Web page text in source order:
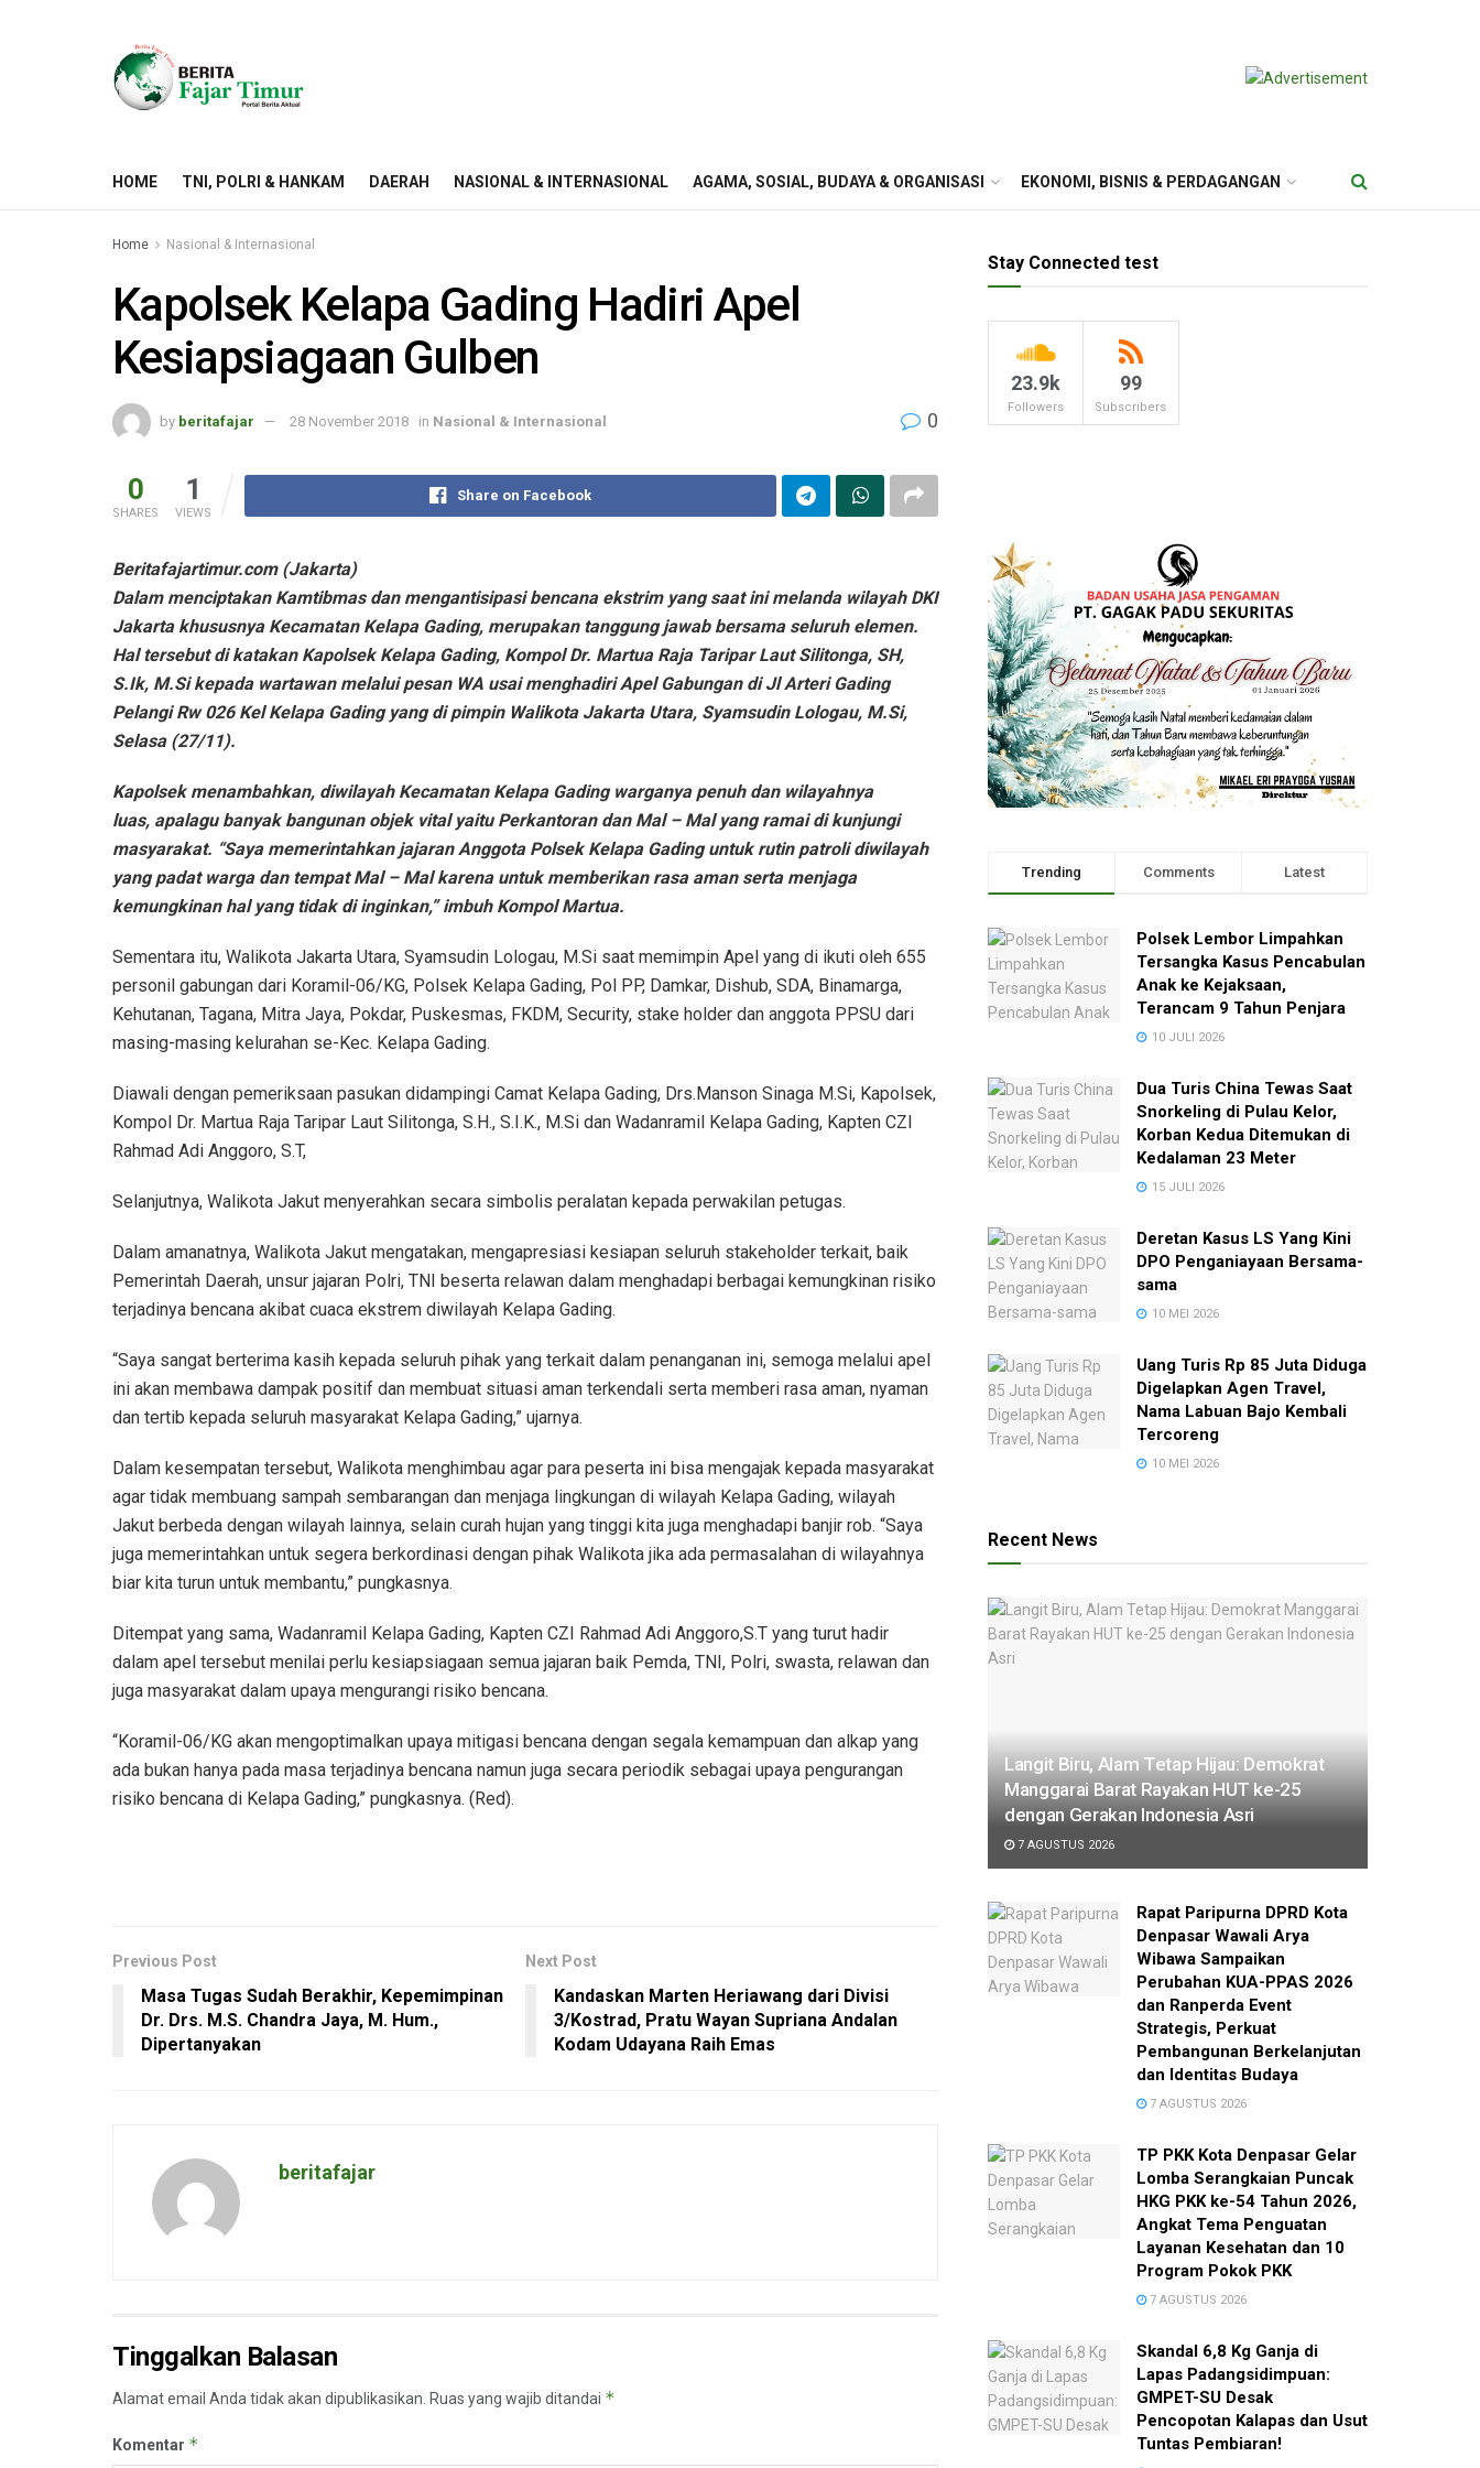
HOME TNI, POLRI & HANKAM DAERAH NASIONAL & INTERNASIONAL AGAMA, SOSIAL, BUDAYA & ORGANISASI EKONOMI, BISNIS & PERDAGANGAN
Home Nasional & Internasional
Kapolsek Kelapa Gading Hadiri Apel
Kesiapsiagaan Gulben
by beritafajar 28 November 2018 in Nasional & Internasional 0
0
SHARES
1
VIEWS
Share on Facebook
Beritafajartimur.com (Jakarta)
Dalam menciptakan Kamtibmas dan mengantisipasi bencana ekstrim yang saat ini melanda wilayah DKI
Jakarta khususnya Kecamatan Kelapa Gading, merupakan tanggung jawab bersama seluruh elemen.
Hal tersebut di katakan Kapolsek Kelapa Gading, Kompol Dr. Martua Raja Taripar Laut Silitonga, SH,
S.Ik, M.Si kepada wartawan melalui pesan WA usai menghadiri Apel Gabungan di Jl Arteri Gading
Pelangi Rw 026 Kel Kelapa Gading yang di pimpin Walikota Jakarta Utara, Syamsudin Lologau, M.Si,
Selasa (27/11).
Kapolsek menambahkan, diwilayah Kecamatan Kelapa Gading warganya penuh dan wilayahnya
luas, apalagu banyak bangunan objek vital yaitu Perkantoran dan Mal – Mal yang ramai di kunjungi
masyarakat. “Saya memerintahkan jajaran Anggota Polsek Kelapa Gading untuk rutin patroli diwilayah
yang padat warga dan tempat Mal – Mal karena untuk memberikan rasa aman serta menjaga
kemungkinan hal yang tidak di inginkan,” imbuh Kompol Martua.
Sementara itu, Walikota Jakarta Utara, Syamsudin Lologau, M.Si saat memimpin Apel yang di ikuti oleh 655
personil gabungan dari Koramil-06/KG, Polsek Kelapa Gading, Pol PP, Damkar, Dishub, SDA, Binamarga,
Kehutanan, Tagana, Mitra Jaya, Pokdar, Puskesmas, FKDM, Security, stake holder dan anggota PPSU dari
masing-masing kelurahan se-Kec. Kelapa Gading.
Diawali dengan pemeriksaan pasukan didampingi Camat Kelapa Gading, Drs.Manson Sinaga M.Si, Kapolsek,
Kompol Dr. Martua Raja Taripar Laut Silitonga, S.H., S.I.K., M.Si dan Wadanramil Kelapa Gading, Kapten CZI
Rahmad Adi Anggoro, S.T,
Selanjutnya, Walikota Jakut menyerahkan secara simbolis peralatan kepada perwakilan petugas.
Dalam amanatnya, Walikota Jakut mengatakan, mengapresiasi kesiapan seluruh stakeholder terkait, baik
Pemerintah Daerah, unsur jajaran Polri, TNI beserta relawan dalam menghadapi berbagai kemungkinan risiko
terjadinya bencana akibat cuaca ekstrem diwilayah Kelapa Gading.
“Saya sangat berterima kasih kepada seluruh pihak yang terkait dalam penanganan ini, semoga melalui apel
ini akan membawa dampak positif dan membuat situasi aman terkendali serta memberi rasa aman, nyaman
dan tertib kepada seluruh masyarakat Kelapa Gading,” ujarnya.
Dalam kesempatan tersebut, Walikota menghimbau agar para peserta ini bisa mengajak kepada masyarakat
agar tidak membuang sampah sembarangan dan menjaga lingkungan di wilayah Kelapa Gading, wilayah
Jakut berbeda dengan wilayah lainnya, selain curah hujan yang tinggi kita juga menghadapi banjir rob. “Saya
juga memerintahkan untuk segera berkordinasi dengan pihak Walikota jika ada permasalahan di wilayahnya
biar kita turun untuk membantu,” pungkasnya.
Ditempat yang sama, Wadanramil Kelapa Gading, Kapten CZI Rahmad Adi Anggoro,S.T yang turut hadir
dalam apel tersebut menilai perlu kesiapsiagaan semua jajaran baik Pemda, TNI, Polri, swasta, relawan dan
juga masyarakat dalam upaya mengurangi risiko bencana.
“Koramil-06/KG akan mengoptimalkan upaya mitigasi bencana dengan segala kemampuan dan alkap yang
ada bukan hanya pada masa terjadinya bencana namun juga secara periodik sebagai upaya pengurangan
risiko bencana di Kelapa Gading,” pungkasnya. (Red).
Previous Post
Masa Tugas Sudah Berakhir, Kepemimpinan
Dr. Drs. M.S. Chandra Jaya, M. Hum.,
Dipertanyakan
Next Post
Kandaskan Marten Heriawang dari Divisi
3/Kostrad, Pratu Wayan Supriana Andalan
Kodam Udayana Raih Emas
beritafajar
Tinggalkan Balasan
Alamat email Anda tidak akan dipublikasikan. Ruas yang wajib ditandai *
Komentar *
Stay Connected test
23.9k
Followers
99
Subscribers
Trending Comments Latest
Polsek Lembor Limpahkan
Tersangka Kasus Pencabulan
Anak ke Kejaksaan,
Terancam 9 Tahun Penjara
10 JULI 2026
Dua Turis China Tewas Saat
Snorkeling di Pulau Kelor,
Korban Kedua Ditemukan di
Kedalaman 23 Meter
15 JULI 2026
Deretan Kasus LS Yang Kini
DPO Penganiayaan Bersama-
sama
10 MEI 2026
Uang Turis Rp 85 Juta Diduga
Digelapkan Agen Travel,
Nama Labuan Bajo Kembali
Tercoreng
10 MEI 2026
Recent News
Langit Biru, Alam Tetap Hijau: Demokrat
Manggarai Barat Rayakan HUT ke-25
dengan Gerakan Indonesia Asri
7 AGUSTUS 2026
Rapat Paripurna DPRD Kota
Denpasar Wawali Arya
Wibawa Sampaikan
Perubahan KUA-PPAS 2026
dan Ranperda Event
Strategis, Perkuat
Pembangunan Berkelanjutan
dan Identitas Budaya
7 AGUSTUS 2026
TP PKK Kota Denpasar Gelar
Lomba Serangkaian Puncak
HKG PKK ke-54 Tahun 2026,
Angkat Tema Penguatan
Layanan Kesehatan dan 10
Program Pokok PKK
7 AGUSTUS 2026
Skandal 6,8 Kg Ganja di
Lapas Padangsidimpuan:
GMPET-SU Desak
Pencopotan Kalapas dan Usut
Tuntas Pembiaran!